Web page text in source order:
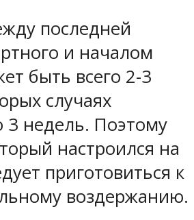
последней
и началом
быть всего 2-3
случаях
3 недель. Поэтому
настроился на
приготовиться к
воздержанию.